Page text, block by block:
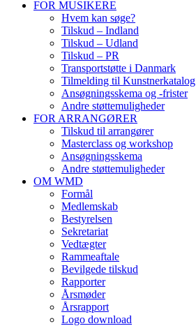
FOR MUSIKERE
Hvem kan søge?
Tilskud – Indland
Tilskud – Udland
Tilskud – PR
Transportstøtte i Danmark
Tilmelding til Kunstnerkatalog
Ansøgningsskema og -frister
Andre støttemuligheder
FOR ARRANGØRER
Tilskud til arrangører
Masterclass og workshop
Ansøgningsskema
Andre støttemuligheder
OM WMD
Formål
Medlemskab
Bestyrelsen
Sekretariat
Vedtægter
Rammeaftale
Bevilgede tilskud
Rapporter
Årsmøder
Årsrapport
Logo download